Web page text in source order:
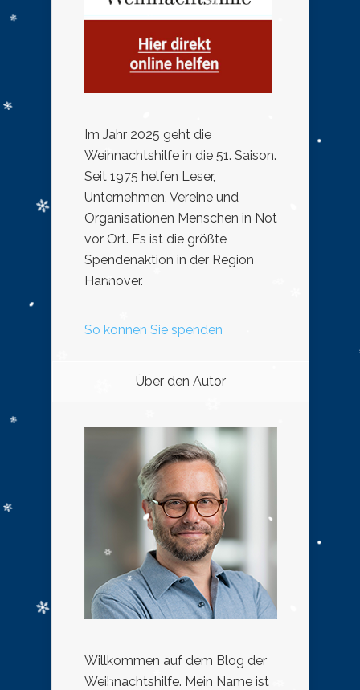
Im Jahr 2025 geht die
Weihnachtshilfe in die 51. Saison.
Seit 1975 helfen Leser,
Unternehmen, Vereine und
Organisationen Menschen in Not
vor Ort. Es ist die größte
Spendenaktion in der Region
Hannover.
So können Sie spenden
Über den Autor
Willkommen auf dem Blog der
Weihnachtshilfe. Mein Name ist